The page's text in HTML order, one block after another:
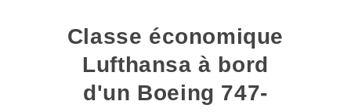
Classe économique
Lufthansa à bord
d'un Boeing 747-